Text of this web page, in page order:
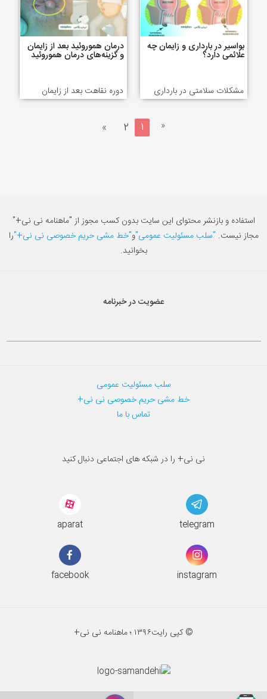
بواسیر در بارداری و زایمان چه
علائمی دارد؟
مشکلات سلامتی در بارداری
درمان هموروئید بعد از زایمان
و گزینه‌های درمان هموروئید
دوره نقاهت بعد از زایمان
«
1
2
»
استفاده و بازنشر محتوای این سایت بدون کسب مجوز از "ماهنامه نی نی+"
مجاز نیست. "سلب مسئولیت عمومی"و"خط مشی حریم خصوصی نی نی+"را
بخوانید.
عضویت در خبرنامه
سلب مسئولیت عمومی
خط مشی حریم خصوصی نی نی+
تماس با ما
نی نی+ را در شبکه های اجتماعی دنبال کنید
aparat telegram
facebook instagram
© کپی رایت۱۳۹۶ ؛ ماهنامه نی نی+